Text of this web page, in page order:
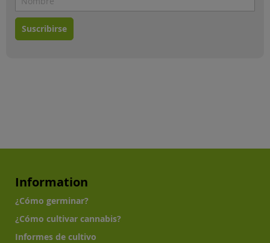
Suscribirse
Information
¿Cómo germinar?
¿Cómo cultivar cannabis?
Informes de cultivo